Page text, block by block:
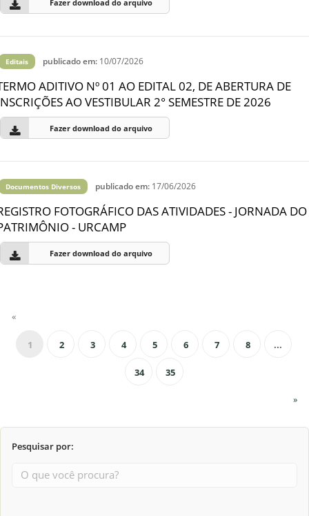
Fazer download do arquivo
Editais publicado em: 10/07/2026
ADITIVO Nº 01 AO EDITAL 02, DE ABERTURA DE
AO VESTIBULAR 2° SEMESTRE DE 2026
Fazer download do arquivo
Documentos Diversos publicado em: 17/06/2026
FOTOGRÁFICO DAS ATIVIDADES - JORNADA DO
- URCAMP
Fazer download do arquivo
«
1 2 3 4 5 6 7 8 ...
34 35
»
Pesquisar por: